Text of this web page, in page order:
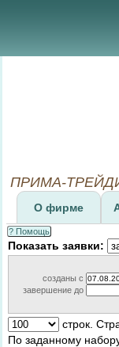
ПРИМА-
О фирме
? Помощь
Показать заявки:
созданы c
завершение до
строк.
По заданному